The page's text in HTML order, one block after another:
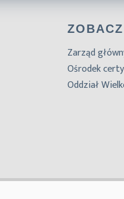
Zarząd
Ośrodek
Oddział